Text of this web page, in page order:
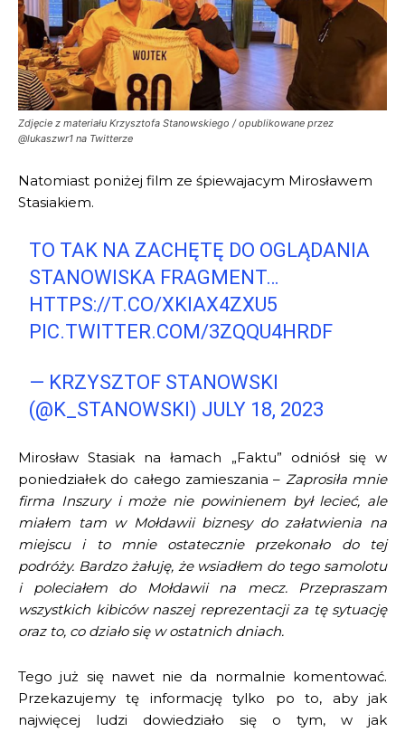
Zdjęcie z materiału Krzysztofa Stanowskiego / opublikowane przez
@lukaszwr1 na Twitterze
Natomiast poniżej film ze śpiewajacym Mirosławem
Stasiakiem.
TO TAK NA ZACHĘTĘ DO OGLĄDANIA
STANOWISKA FRAGMENT…
HTTPS://T.CO/XKIAX4ZXU5
PIC.TWITTER.COM/3ZQQU4HRDF
— KRZYSZTOF STANOWSKI
(@K_STANOWSKI) JULY 18, 2023
Mirosław Stasiak na łamach „Faktu” odniósł się w
poniedziałek do całego zamieszania – Zaprosiła mnie
firma Inszury i może nie powinienem był lecieć, ale
miałem tam w Mołdawii biznesy do załatwienia na
miejscu i to mnie ostatecznie przekonało do tej
podróży. Bardzo żałuję, że wsiadłem do tego samolotu
i poleciałem do Mołdawii na mecz. Przepraszam
wszystkich kibiców naszej reprezentacji za tę sytuację
oraz to, co działo się w ostatnich dniach.
Tego już się nawet nie da normalnie komentować.
Przekazujemy tę informację tylko po to, aby jak
najwięcej ludzi dowiedziało się o tym, w jak